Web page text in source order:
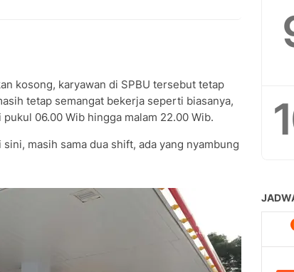
kosong, karyawan di SPBU tersebut tetap
tetap semangat bekerja seperti biasanya,
06.00 Wib hingga malam 22.00 Wib.
masih sama dua shift, ada yang nyambung